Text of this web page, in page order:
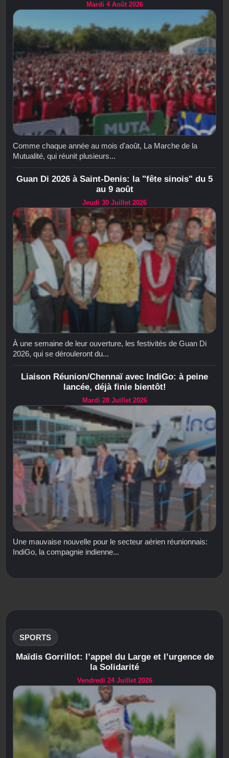
Mardi 4 Août 2026
Comme chaque année au mois d'août, La Marche de la
Mutualité, qui réunit plusieurs...
Guan Di 2026 à Saint-Denis: la "fête sinois" du 5
au 9 août
Jeudi 30 Juillet 2026
À une semaine de leur ouverture, les festivités de Guan Di
2026, qui se dérouleront du...
Liaison Réunion/Chennaï avec IndiGo: à peine
lancée, déjà finie bientôt!
Mardi 28 Juillet 2026
Une mauvaise nouvelle pour le secteur aérien réunionnais:
IndiGo, la compagnie indienne...
SPORTS
Maïdis Gorrillot: l’appel du Large et l’urgence de
la Solidarité
Vendredi 24 Juillet 2026